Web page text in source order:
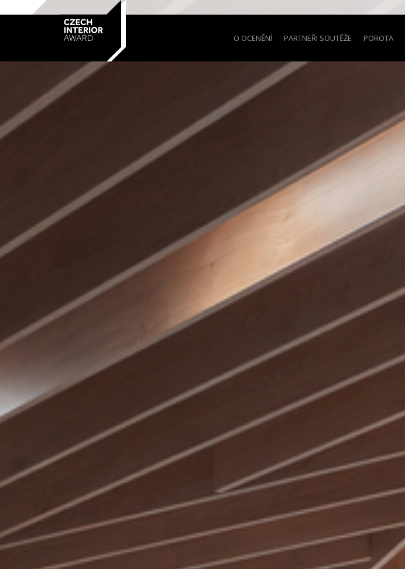
O OCENĚNÍ PARTNEŘI SOUTĚŽE POROTA